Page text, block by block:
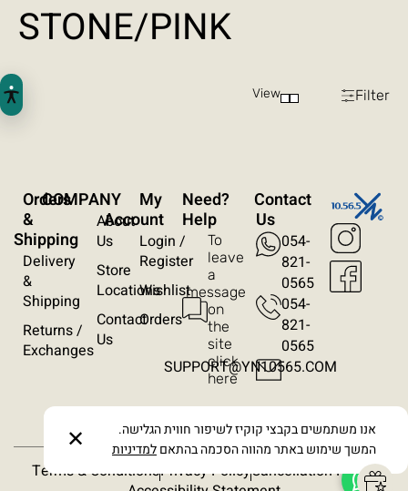
STONE/PINK
Filter
View
?Need
Help
To
leave
a
message
on
the
site
click
here
Contact
Us
054-
821-
0565
054-
821-
0565​
SUPPORT@YN10565.COM
Orders
&
Shipping
Delivery
&
Shipping
Returns /
Exchanges
My
Account
Login /
Register
Wishlist
Orders
COMPANY
About
Us
Store
Locations
Contact
Us
Terms & ConditionsPrivacy PolicyCancellation Policy
אנו משתמשים בקבצי קוקיז לשיפור חווית הגלישה.
המשך שימוש באתר מהווה הסכמה בהתאםלמדיניות ✕
פונט קריא
עצירת אנימציות
ריווח טקסט
הסתרת תמונות